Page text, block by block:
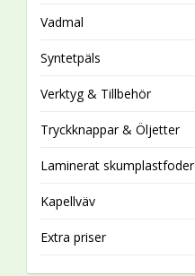
Vadmal
Syntetpäls
Verktyg & Tillbehör
Tryckknappar & Öljetter
Laminerat skumplastfoder
Kapellväv
Extra priser